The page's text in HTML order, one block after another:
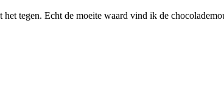
tegen. Echt de moeite waard vind ik de